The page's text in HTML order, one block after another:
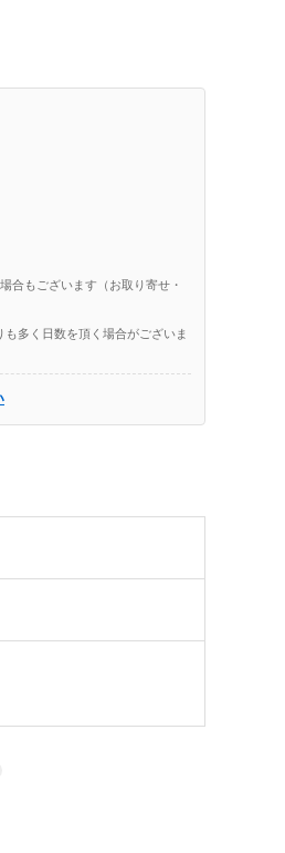
合もございます（お取り寄せ・
多く日数を頂く場合がございま